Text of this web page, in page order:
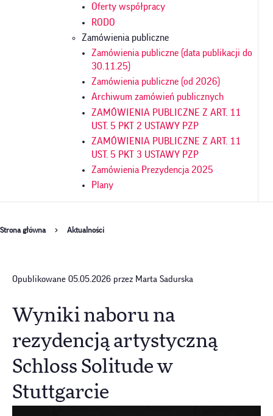
Oferty współpracy
RODO
Zamówienia publiczne
Zamówienia publiczne (data publikacji do
30.11.25)
Zamówienia publiczne (od 2026)
Archiwum zamówień publicznych
ZAMÓWIENIA PUBLICZNE Z ART. 11
UST. 5 PKT 2 USTAWY PZP
ZAMÓWIENIA PUBLICZNE Z ART. 11
UST. 5 PKT 3 USTAWY PZP
Zamówienia Prezydencja 2025
Plany
Ścieżka
Strona główna Aktualności
Opublikowane 05.05.2026 przez Marta Sadurska
Wyniki naboru na
rezydencją artystyczną
Schloss Solitude w
Stuttgarcie